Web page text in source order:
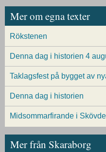
Mer om egna texter
Rökstenen
Denna dag i historien 4
Taklagsfest på bygget av
Denna dag i historien
Midsommarfirande i Skövde
Mer från Skaraborg